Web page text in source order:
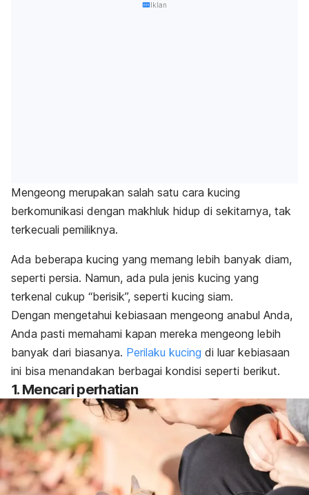
Iklan
Mengeong merupakan salah satu cara kucing
berkomunikasi dengan makhluk hidup di sekitarnya, tak
terkecuali pemiliknya.
Ada beberapa kucing yang memang lebih banyak diam,
seperti persia. Namun, ada pula jenis kucing yang
terkenal cukup “berisik”, seperti kucing siam.
Dengan mengetahui kebiasaan mengeong anabul Anda,
Anda pasti memahami kapan mereka mengeong lebih
banyak dari biasanya. Perilaku kucing di luar kebiasaan
ini bisa menandakan berbagai kondisi seperti berikut.
1. Mencari perhatian